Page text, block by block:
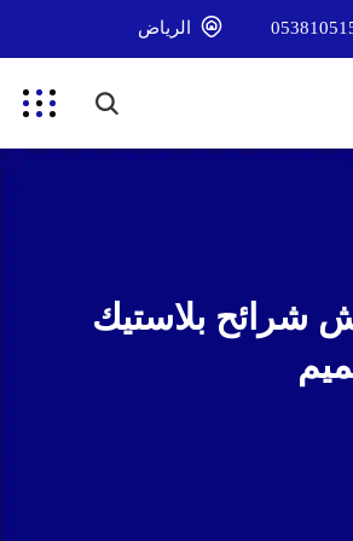
الرياض
شرائح بلاستيك